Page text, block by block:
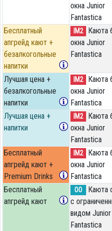
окна Junior
Fantastica
Бесплатный
апгрейд кают +
безалкогольные
напитки
IM2
Каюта
окна Junior
Fantastica
Лучшая цена +
безалкогольные
напитки
IM2
Каюта
окна Junior
Fantastica
Лучшая цена +
напитки
IM2
Каюта
окна Junior
Fantastica
Бесплатный
апгрейд кают +
Premium Drinks
IM2
Каюта
окна Junior
Fantastica
Бесплатный
апгрейд кают
OO
Каюта
с
видом Junior
Fantastica